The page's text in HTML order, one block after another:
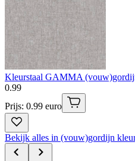
Kleurstaal GAMMA
0.99
Prijs: 0.99 euro
Bekijk alles in (vouw)gordijn